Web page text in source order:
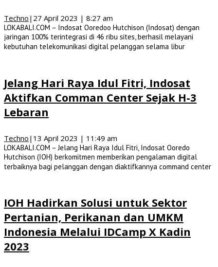
Techno | 27 April 2023 | 8:27 am
LOKABALI.COM – Indosat Ooredoo Hutchison (Indosat) dengan
jaringan 100% terintegrasi di 46 ribu sites, berhasil melayani
kebutuhan telekomunikasi digital pelanggan selama libur
Jelang Hari Raya Idul Fitri, Indosat
Aktifkan Comman Center Sejak H-3
Lebaran
Techno | 13 April 2023 | 11:49 am
LOKABALI.COM – Jelang Hari Raya Idul Fitri, Indosat Ooredo
Hutchison (IOH) berkomitmen memberikan pengalaman digital
terbaiknya bagi pelanggan dengan diaktifkannya command center
IOH Hadirkan Solusi untuk Sektor
Pertanian, Perikanan dan UMKM
Indonesia Melalui IDCamp X Kadin
2023